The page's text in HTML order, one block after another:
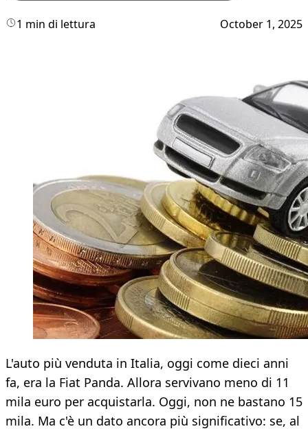
1 min di lettura October 1, 2025
L'auto più venduta in Italia, oggi come dieci anni
fa, era la Fiat Panda. Allora servivano meno di 11
mila euro per acquistarla. Oggi, non ne bastano 15
mila. Ma c'è un dato ancora più significativo: se, al